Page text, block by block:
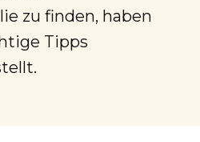
zu finden, haben
Tipps